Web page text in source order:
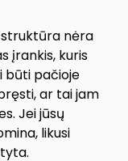
struktūra nėra
įrankis, kuris
būti pačioje
ar tai jam
Jei jūsų
likusi